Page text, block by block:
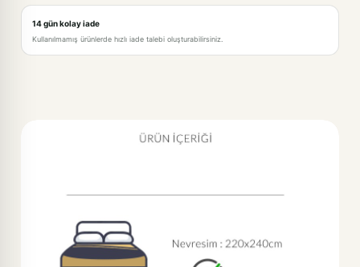
14 gün kolay iade
Kullanılmamış ürünlerde hızlı iade talebi oluşturabilirsiniz.